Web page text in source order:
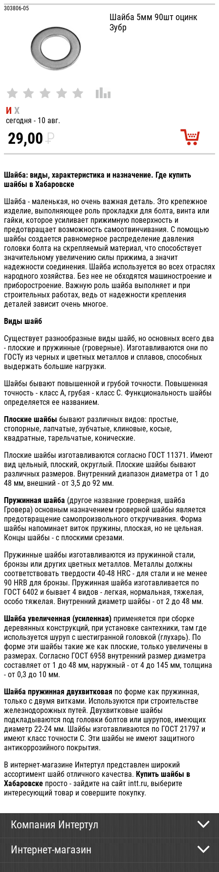
УБ.
303806-05
Шайба 5мм 90шт оцинк
Зубр
И Х
сегодня - 10 авг.
29,00P
УБ.
Шайба: виды, характеристика и назначение. Где купить
шайбы в Хабаровске
Шайба - маленькая, но очень важная деталь. Это крепежное
изделие, выполняющее роль прокладки для болта, винта или
гайки, которое усиливает прижимную поверхность и
предотвращает возможность самоотвинчивания. С помощью
шайбы создается равномерное распределение давления
головки болта на скрепляемый материал, что способствует
значительному увеличению силы прижима, а значит
надежности соединения. Шайба используется во всех отраслях
народного хозяйства. Без нее не обходятся машиностроение и
приборостроение. Важную роль шайба выполняет и при
строительных работах, ведь от надежности крепления
деталей зависит очень многое.
Виды шайб
Существует разнообразные виды шайб, но основных всего два
- плоские и пружинные (гроверные). Изготавливаются они по
ГОСТу из черных и цветных металлов и сплавов, способных
выдержать большие нагрузки.
Шайбы бывают повышенной и грубой точности. Повышенная
точность - класс А, грубая - класс С. Функциональность шайбы
определяется ее названием.
Плоские шайбы бывают различных видов: простые,
стопорные, лапчатые, зубчатые, клиновые, косые,
квадратные, тарельчатые, конические.
Плоские шайбы изготавливаются согласно ГОСТ 11371. Имеют
вид цельный, плоский, округлый. Плоские шайбы бывают
различных размеров. Внутренний диапазон диаметра от 1 до
48 мм, внешний - от 3,5 до 92 мм.
Пружинная шайба (другое название гроверная, шайба
Гровера) основным назначением гроверной шайбы является
предотвращение самопроизвольного откручивания. Форма
шайбы напоминает виток пружины, плоская, но не цельная.
Концы шайбы - с плоскими срезами.
Пружинные шайбы изготавливаются из пружинной стали,
бронзы или других цветных металлов. Металлы должны
соответствовать твердости 40-48 HRC - для стали и не менее
90 HRB для бронзы. Пружинная шайба изготавливается по
ГОСТ 6402 и бывает 4 видов - легкая, нормальная, тяжелая,
особо тяжелая. Внутренний диаметр шайбы - от 2 до 48 мм.
Шайба увеличенная (усиленная) применяется при сборке
деревянных конструкций, при установке сантехники, там где
используется шуруп с шестигранной головкой (глухарь). По
форме эти шайбы такие же как плоские, только увеличены в
размерах. Согласно ГОСТ 6958 внутренний размер диаметра
составляет от 1 до 48 мм, наружный - от 4 до 145 мм, толщина
- от 0,3 до 10 мм.
Шайба пружинная двухвитковая по форме как пружинная,
только с двумя витками. Используются при строительстве
железнодорожных путей. Двухвитковые шайбы
подкладываются под головки болтов или шурупов, имеющих
диаметр 22-24 мм. Шайбы изготавливаются по ГОСТ 21797 и
имеют класс точности С. Эти шайбы не имеют защитного
антикоррозийного покрытия.
В интернет-магазине Интертул представлен широкий
ассортимент шайб отличного качества. Купить шайбы в
Хабаровске просто - зайдите на сайт intt.ru, выберите
интересующий товар и совершите покупку.
Компания Интертул
Новости
Интернет-магазин